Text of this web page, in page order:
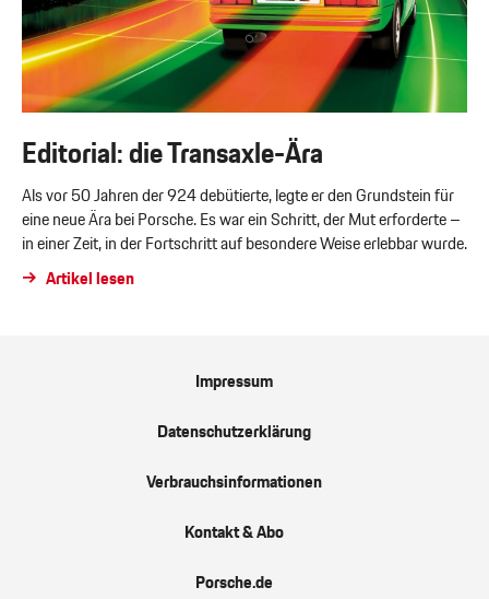
Editorial: die Transaxle-Ära
Als vor 50 Jahren der 924 debütierte, legte er den Grundstein für
eine neue Ära bei Porsche. Es war ein Schritt, der Mut erforderte –
in einer Zeit, in der Fortschritt auf besondere Weise erlebbar wurde.
Artikel lesen
Impressum
Datenschutzerklärung
Verbrauchsinformationen
Kontakt & Abo
Porsche.de